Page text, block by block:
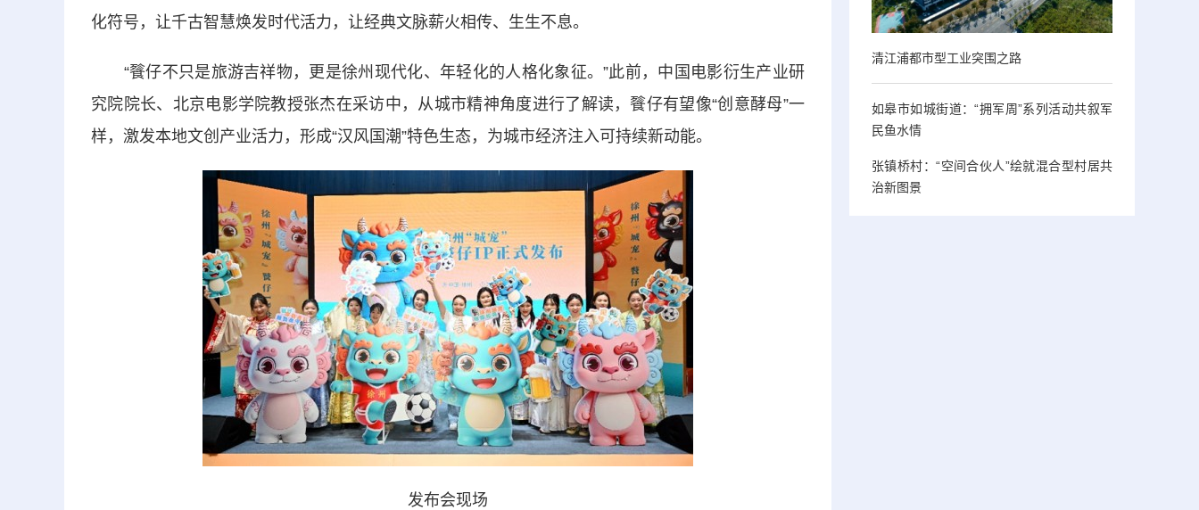
化符号，让千古智慧焕发时代活力，让经典文脉薪火相传、生生不息。
“餮仔不只是旅游吉祥物，更是徐州现代化、年轻化的人格化象征。”此前，中国电影衍生产业研
究院院长、北京电影学院教授张杰在采访中，从城市精神角度进行了解读，餮仔有望像“创意酵母”一
样，激发本地文创产业活力，形成“汉风国潮”特色生态，为城市经济注入可持续新动能。
发布会现场
清江浦都市型工业突围之路
如皋市如城街道：“拥军周”系列活动共叙军
民鱼水情
张镇桥村：“空间合伙人”绘就混合型村居共
治新图景